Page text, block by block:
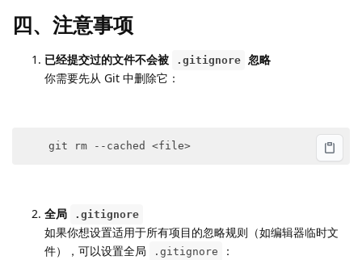
四、注意事项
已经提交过的文件不会被 .gitignore 忽略
你需要先从 Git 中删除它：
    git rm --cached <file>
全局 .gitignore
如果你想设置适用于所有项目的忽略规则（如编辑器临时文
件），可以设置全局
.gitignore ：